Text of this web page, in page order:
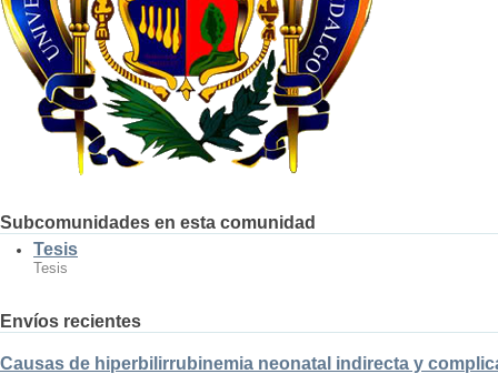
Subcomunidades en esta comunidad
Tesis
Tesis
Envíos recientes
Causas de hiperbilirrubinemia neonatal indirecta y